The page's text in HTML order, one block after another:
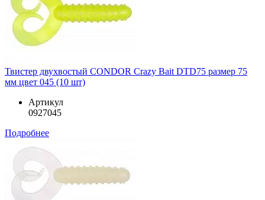
Твистер двухвостый CONDOR Crazy Bait DTD75 размер 75
мм цвет 045 (10 шт)
Артикул
0927045
Подробнее